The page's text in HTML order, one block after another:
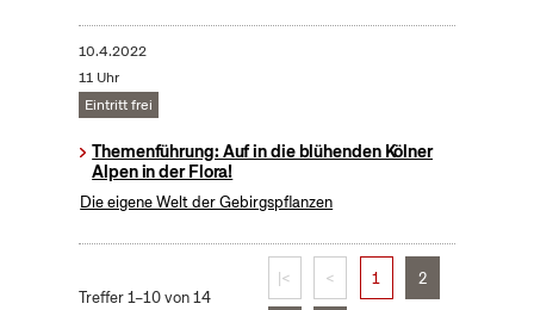
10.4.2022
11 Uhr
Eintritt frei
Themenführung: Auf in die blühenden Kölner
Alpen in der Flora!
Die eigene Welt der Gebirgspflanzen
Treffer 1–10 von 14
|< < 1 2